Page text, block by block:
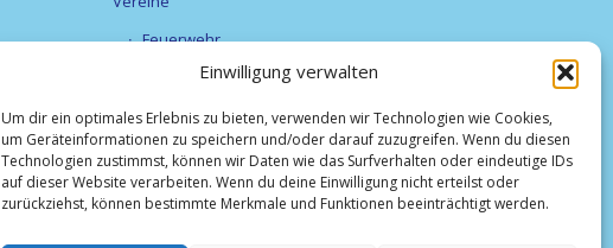
Einwilligung verwalten
Um dir ein optimales Erlebnis zu bieten, verwenden wir Technologien wie Cookies,
um Geräteinformationen zu speichern und/oder darauf zuzugreifen. Wenn du diesen
Technologien zustimmst, können wir Daten wie das Surfverhalten oder eindeutige IDs
auf dieser Website verarbeiten. Wenn du deine Einwilligung nicht erteilst oder
zurückziehst, können bestimmte Merkmale und Funktionen beeinträchtigt werden.
Feuerwehr
Förderverein Alexanderturm
Obst- und Gartenbauverein Breitfurt e.V.
TV Breitfurt 1919 e.V
Vereinsliste